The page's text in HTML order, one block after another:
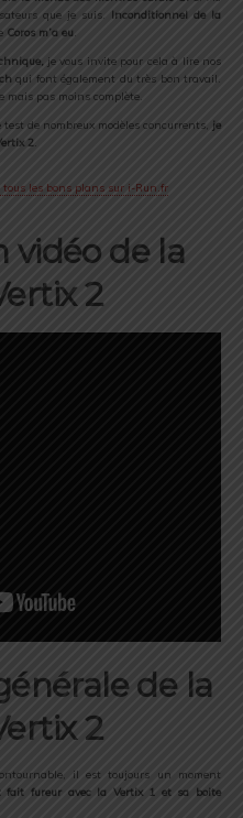
que je suis. Inconditionnel de la
Coros m’a eu.
je vous invite pour cela à lire nos
qui font également du très bon travail.
mais pas moins complète.
test de nombreux modèles concurrents, je
2.
vidéo de la
2
de la
2
il est toujours un moment
fait fureur avec la Vertix 1 et sa boite